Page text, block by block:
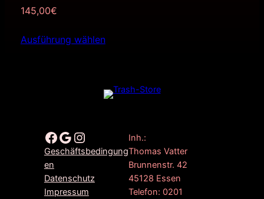
145,00€
Ausführung wählen
Facebook Google Instagram
Geschäftsbedingung
en
Datenschutz
Impressum
Inh.:
Thomas Vatter
Brunnenstr. 42
45128 Essen
Telefon: 0201